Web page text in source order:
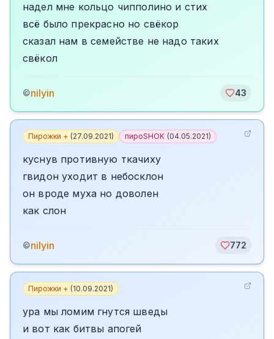
надел мне кольцо чипполино и стих
всё было прекрасно но свёкор
сказал нам в семействе не надо таких
свёкол
©nilyin 43
Пирожки + (27.09.2021) пироSHOK (04.05.2021)
куснув противную ткачиху
гвидон уходит в небосклон
он вроде муха но доволен
как слон
©nilyin 772
Пирожки + (10.09.2021)
ура мы ломим гнутся шведы
и вот как битвы апогей